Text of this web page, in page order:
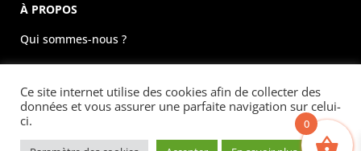
À PROPOS
Qui sommes-nous ?
La boutique physique
Évènements
Mentions légales
Ce site internet utilise des cookies afin de collecter des
données et vous assurer une parfaite navigation sur celui-
ci.
0